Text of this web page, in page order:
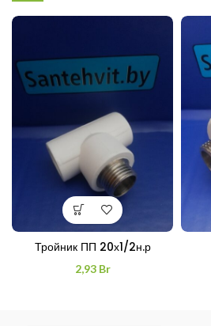
Тройник ПП 20х1/2н.р
2,93 Br